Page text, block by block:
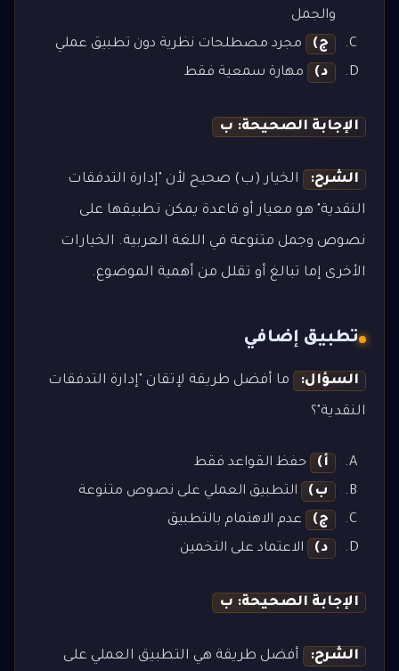
والجمل
ج)
مجرد مصطلحات نظرية دون تطبيق عملي
د)
مهارة سمعية فقط
الإجابة الصحيحة: ب
الشرح: الخيار (ب) صحيح لأن "إدارة التدفقات
النقدية" هو معيار أو قاعدة يمكن تطبيقها على
نصوص وجمل متنوعة في اللغة العربية. الخيارات
الأخرى إما تبالغ أو تقلل من أهمية الموضوع.
تطبيق إضافي
السؤال: ما أفضل طريقة لإتقان "إدارة التدفقات
النقدية"؟
أ)
حفظ القواعد فقط
ب)
التطبيق العملي على نصوص متنوعة
ج)
عدم الاهتمام بالتطبيق
د)
الاعتماد على التخمين
الإجابة الصحيحة: ب
الشرح: أفضل طريقة هي التطبيق العملي على